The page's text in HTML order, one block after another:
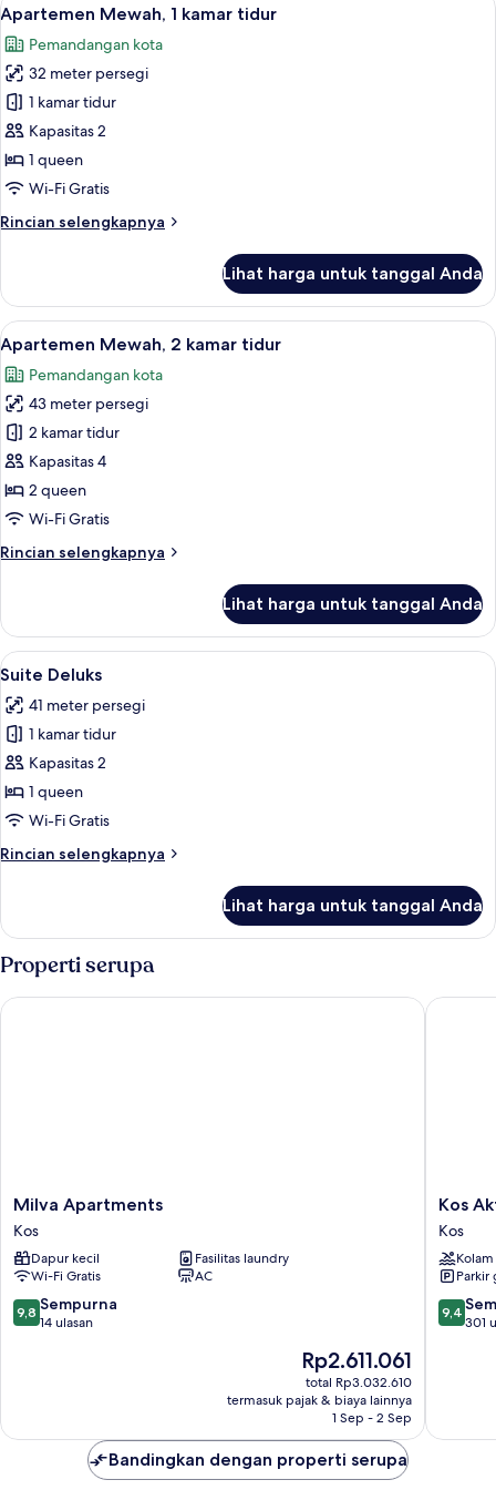
semua
foto
untuk
Apartemen
Mewah,
1
kamar
41
Apartemen Mewah, 1 kamar tidur
Pemandangan kota
32 meter persegi
1 kamar tidur
Kapasitas 2
1 queen
Wi-Fi Gratis
Rincian selengkapnya
Rincian
Apartemen
Mewah,
1
kamar
tidur
Lihat harga untuk tanggal Anda
Lihat
semua
foto
untuk
Apartemen
Mewah,
2
kamar
Apartemen Mewah, 2 kamar tidur |
42
Apartemen Mewah, 2 kamar tidur
Pemandangan kota
43 meter persegi
2 kamar tidur
Kapasitas 4
2 queen
Wi-Fi Gratis
Rincian selengkapnya
Rincian
Apartemen
Mewah,
2
tidur
Lihat harga untuk tanggal Anda
Lihat
semua
foto
untuk
Suite
Deluks
Suite Deluks | Seprai premium,
28
Suite Deluks
41 meter persegi
1 kamar tidur
Kapasitas 2
1 queen
Wi-Fi Gratis
Rincian selengkapnya
Rincian
Suite
Deluks
Lihat harga untuk tanggal Anda
Properti serupa
Milva
Apartments
Kos
Milva Apartments
Kos
Dapur kecil
Fasilitas laundry
Wi-Fi Gratis
AC
9.8
dari
9,8 Sempurna
14 ulasan
Harga
sekarang
Rp2.611.061
Rp2.611.061
total Rp3.032.610
termasuk pajak & biaya lainnya
1 Sep - 2 Sep
Milva Apartments
Kos
Aktis
Art
Hotel
Kos
Kos
Kos
Parkir
9.4
dari
9,4
301
Kos
Bandingkan dengan properti serupa